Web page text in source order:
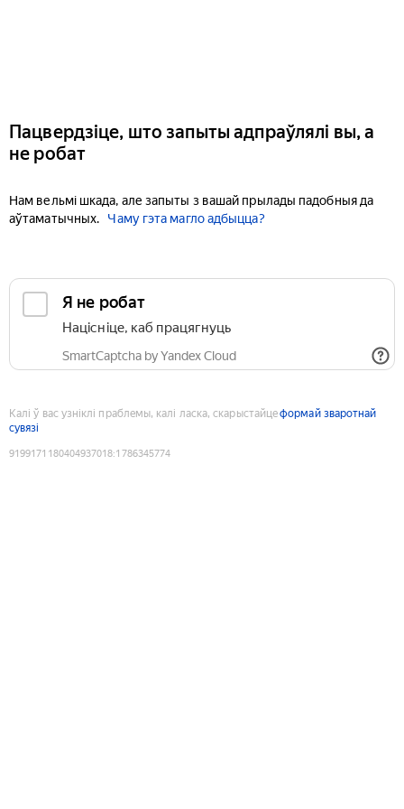
Пацвердзіце, што запыты адпраўлялі вы, а
не робат
Нам вельмі шкада, але запыты з вашай прылады падобныя да
аўтаматычных.
Чаму гэта магло адбыцца?
Я не робат
Націсніце, каб працягнуць
SmartCaptcha by Yandex Cloud
Калі ў вас узніклі праблемы, калі ласка, скарыстайцеформай зваротнай
сувязі
9199171180404937018:1786345774